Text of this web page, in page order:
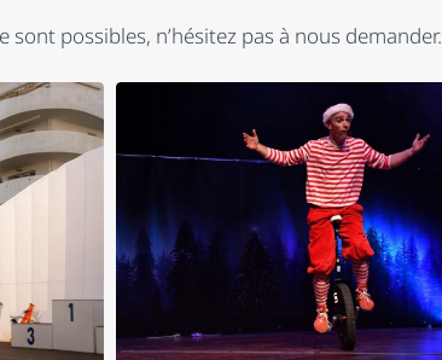
possibles, n’hésitez pas à nous demander.